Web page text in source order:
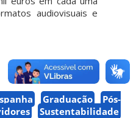
audiovisuais e
Graduação
Pós-
Sustentabilidade